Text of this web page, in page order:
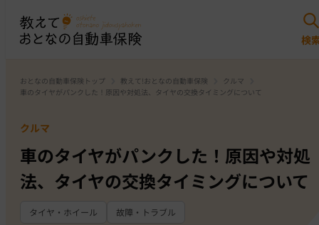
おとなの自動車保険トップ 教えて!おとなの自動車保険
クルマ
車のタイヤがパンクした！原因や対処法、タイヤの交換タイミングについて
クルマ
車のタイヤがパンクした！原因や対処
法、タイヤの交換タイミングについて
タイヤ・ホイール 故障・トラブル